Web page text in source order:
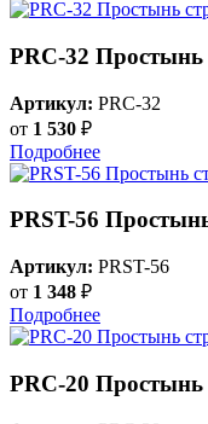
PRC-32 Простынь
Артикул: PRC-32
от 1 530 ₽
Подробнее
PRST-56
Артикул: PRST-56
от 1 348 ₽
Подробнее
PRC-20 Простынь